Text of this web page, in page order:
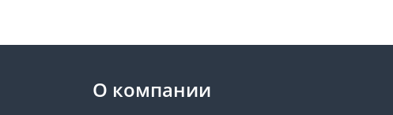
О компании